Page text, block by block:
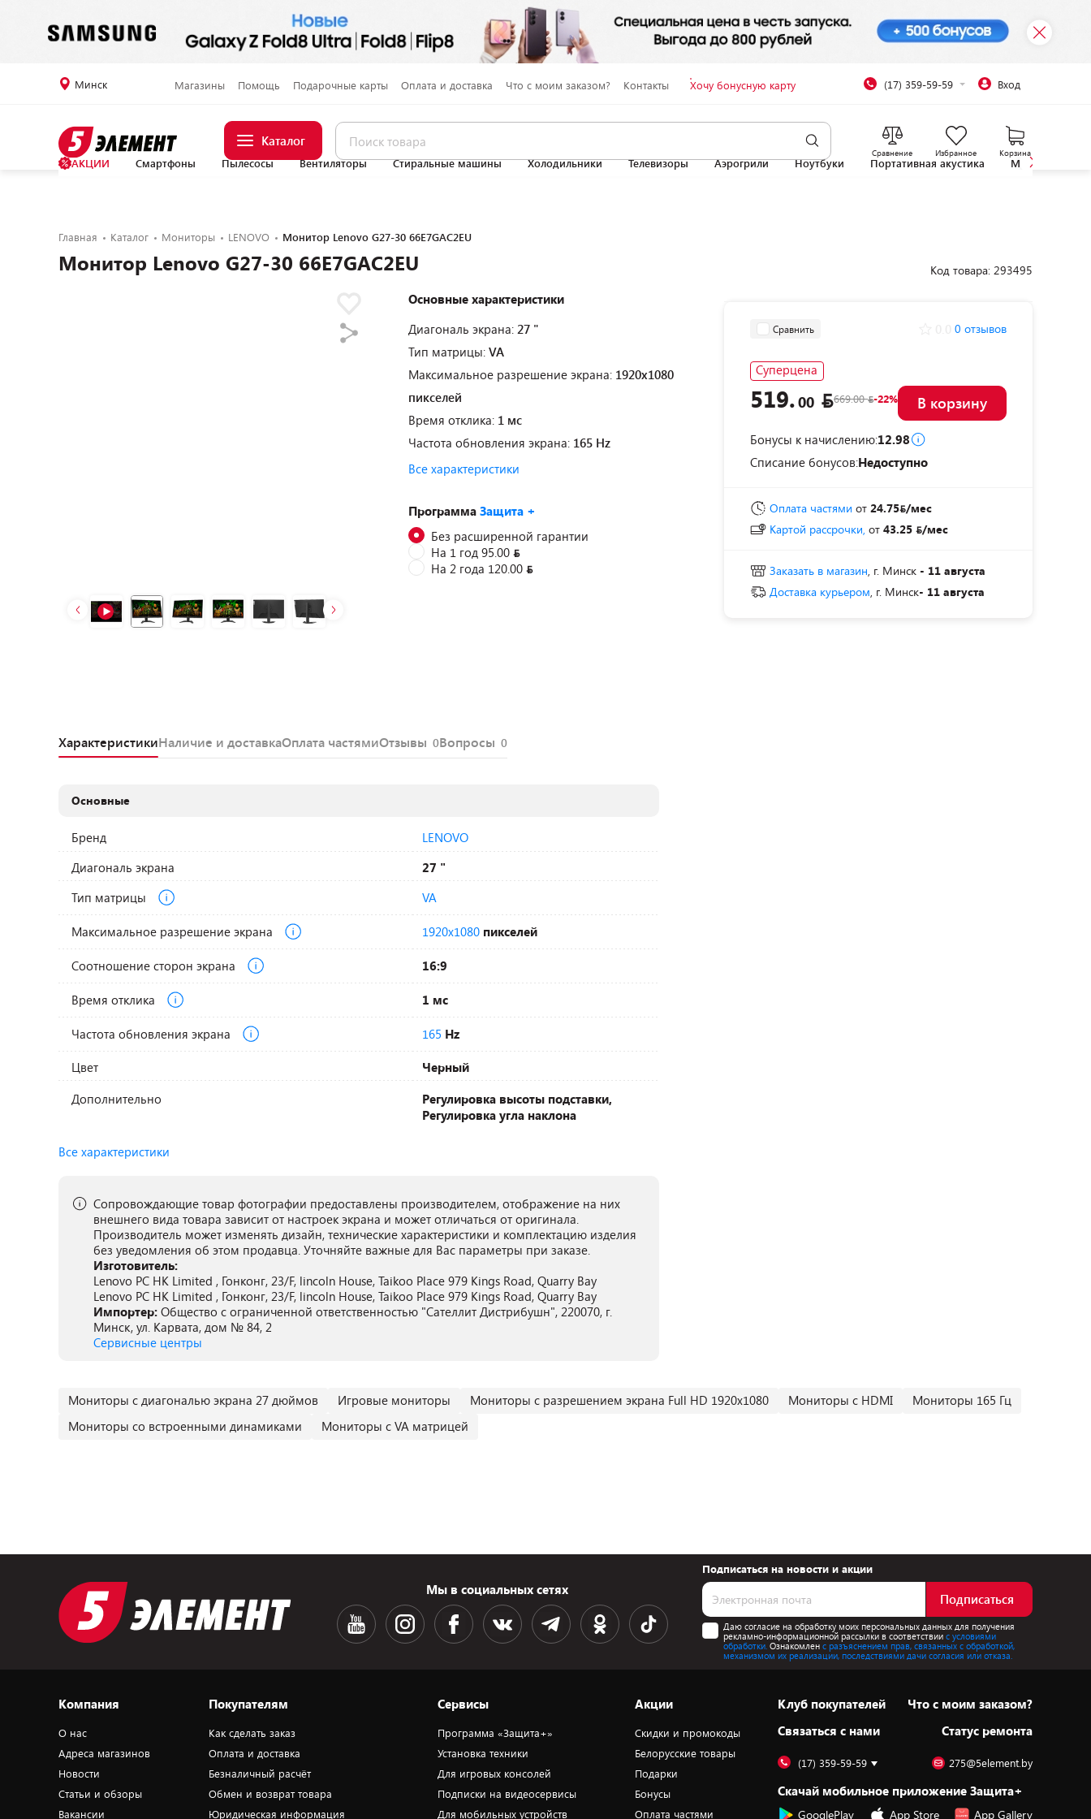
Минск Магазины Помощь Подарочные карты Оплата и доставка Что с моим заказом? Контакты Хочу бонусную карту (17) 359-59-59 Вход
Каталог
Сравнение Избранное Корзина
АКЦИИ Смартфоны Пылесосы Вентиляторы Стиральные машины Холодильники Телевизоры Аэрогрили Ноутбуки Портативная акустика
Главная Каталог Мониторы LENOVO Монитор Lenovo G27-30 66E7GAC2EU
Монитор Lenovo G27-30 66E7GAC2EU
Основные характеристики
Диагональ экрана: 27 "
Тип матрицы: VA
Максимальное разрешение экрана: 1920x1080
пикселей
Время отклика: 1 мс
Частота обновления экрана: 165 Hz
Все характеристики
Программа Защита +
Без расширенной гарантии
На 1 год 95.00
На 2 года 120.00
Код товара: 293495
Сравнить 0 отзывов
Суперцена
519.00 669.00 -22% В корзину
Бонусы к начислению:12.98
Списание бонусов:Недоступно
Оплата частями от 24.75 /мес
Картой рассрочки, от 43.25 /мес
Заказать в магазин, г. Минск - 11 августа
Доставка курьером, г. Минск- 11 августа
ХарактеристикиНаличие и доставкаОплата частямиОтзывы 0Вопросы 0
Основные
Бренд
LENOVO
Диагональ экрана
27 "
Тип матрицы
VA
Максимальное разрешение экрана 1920x1080 пикселей
Соотношение сторон экрана 16:9
Время отклика 1 мс
Частота обновления экрана 165 Hz
Цвет
Черный
Дополнительно
Регулировка высоты подставки,
Регулировка угла наклона
Все характеристики
Сопровождающие товар фотографии предоставлены производителем, отображение на них
внешнего вида товара зависит от настроек экрана и может отличаться от оригинала.
Производитель может изменять дизайн, технические характеристики и комплектацию изделия
без уведомления об этом продавца. Уточняйте важные для Вас параметры при заказе.
Изготовитель:
Lenovo PC HK Limited , Гонконг, 23/F, lincoln House, Taikoo Place 979 Kings Road, Quarry Bay
Lenovo PC HK Limited , Гонконг, 23/F, lincoln House, Taikoo Place 979 Kings Road, Quarry Bay
Импортер: Общество с ограниченной ответственностью "Сателлит Дистрибушн", 220070, г.
Минск, ул. Карвата, дом № 84, 2
Сервисные центры
Мониторы с диагональю экрана 27 дюймов Игровые мониторы Мониторы с разрешением экрана Full HD 1920x1080 Мониторы с HDMI
Мониторы 165 Гц
Мониторы со встроенными динамиками
Мониторы с VA матрицей
Мы в социальных сетях
Подписаться на новости и акции
Подписаться
Даю согласие на обработку моих персональных данных для получения
рекламно-информационной рассылки в соответствиис условиями
обработки. Ознакомлен с разъяснением прав, связанных с обработкой,
механизмом их реализации, последствиями дачи согласия или отказа.
Компания
О нас
Адреса магазинов
Новости
Статьи и обзоры
Вакансии
Покупателям
Как сделать заказ
Оплата и доставка
Безналичный расчёт
Обмен и возврат товара
Юридическая информация
Сервисы
Программа «Защита+»
Установка техники
Для игровых консолей
Подписки на видеосервисы
Для мобильных устройств
Акции
Скидки и промокоды
Белорусские товары
Подарки
Бонусы
Оплата частями
Клуб покупателей
Cвязаться с нами
Что с моим заказом?
Статус ремонта
(17) 359-59-59 275@5element.by
Скачай мобильное приложение Защита+
GooglePlay App Store App Gallery